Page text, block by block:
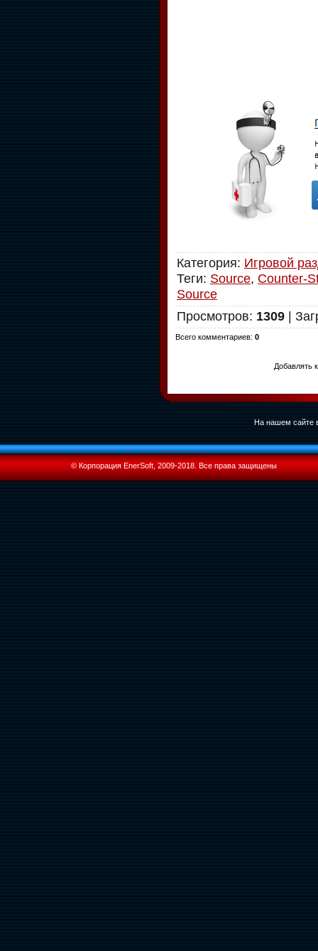
Категория: Игровой
Теги: Source, Counter-
Source
Просмотров: 1309 |
Всего комментариев: 0
Добавлять
На нашем сайте
© Корпорация EnerSoft, 2009-2018. Все права защищены